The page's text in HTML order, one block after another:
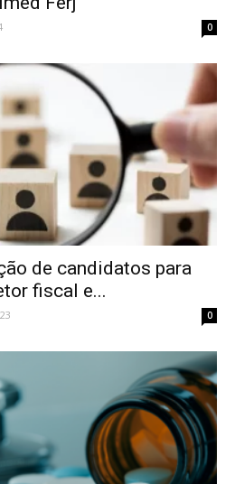
0
de candidatos para
fiscal e...
0